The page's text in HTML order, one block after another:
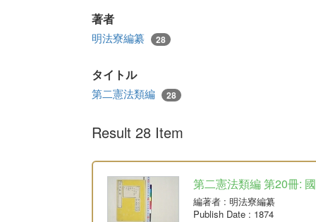
著者
明法寮編纂 28
タイトル
第二憲法類編 28
Result 28 Item
第二憲法類編 第20冊:
編著者 : 明法寮編纂
Publish Date : 1874